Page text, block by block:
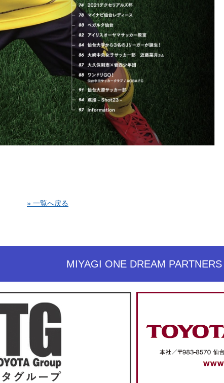
» 一覧へ戻る
MIYAGI ONE DREAM PARTNERS